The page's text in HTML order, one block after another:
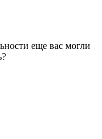
еще вас могли